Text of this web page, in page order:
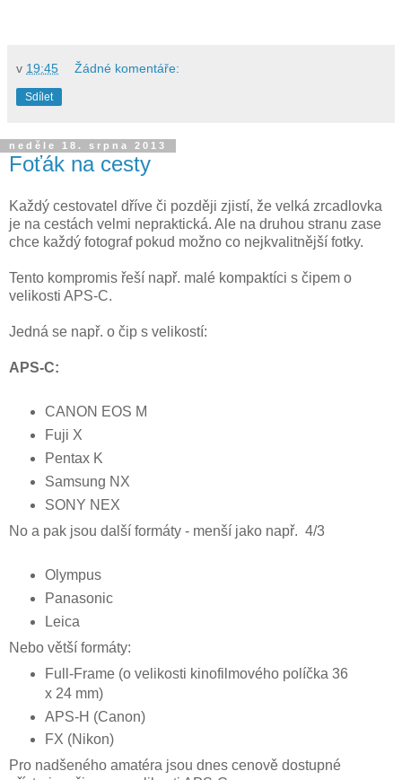
v 19:45 Žádné komentáře:
Sdílet
neděle 18. srpna 2013
Foťák na cesty
Každý cestovatel dříve či později zjistí, že velká zrcadlovka
je na cestách velmi nepraktická. Ale na druhou stranu zase
chce každý fotograf pokud možno co nejkvalitnější fotky.
Tento kompromis řeší např. malé kompaktíci s čipem o
velikosti APS-C.
Jedná se např. o čip s velikostí:
APS-C:
CANON EOS M
Fuji X
Pentax K
Samsung NX
SONY NEX
No a pak jsou další formáty - menší jako např. 4/3
Olympus
Panasonic
Leica
Nebo větší formáty:
Full-Frame (o velikosti kinofilmového políčka 36
x 24 mm)
APS-H (Canon)
FX (Nikon)
Pro nadšeného amatéra jsou dnes cenově dostupné